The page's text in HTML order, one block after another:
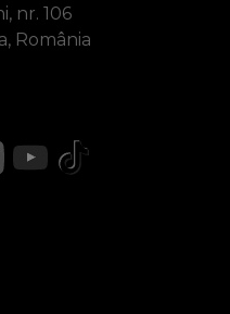
nr. 106
România